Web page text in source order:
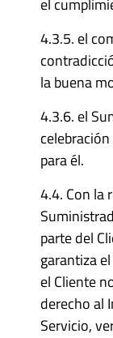
el
4.3.5. el
la buena
4.3.6. el
para él.
4.4. Con la
parte del
garantiza
el Cliente
derecho al
Servicio,